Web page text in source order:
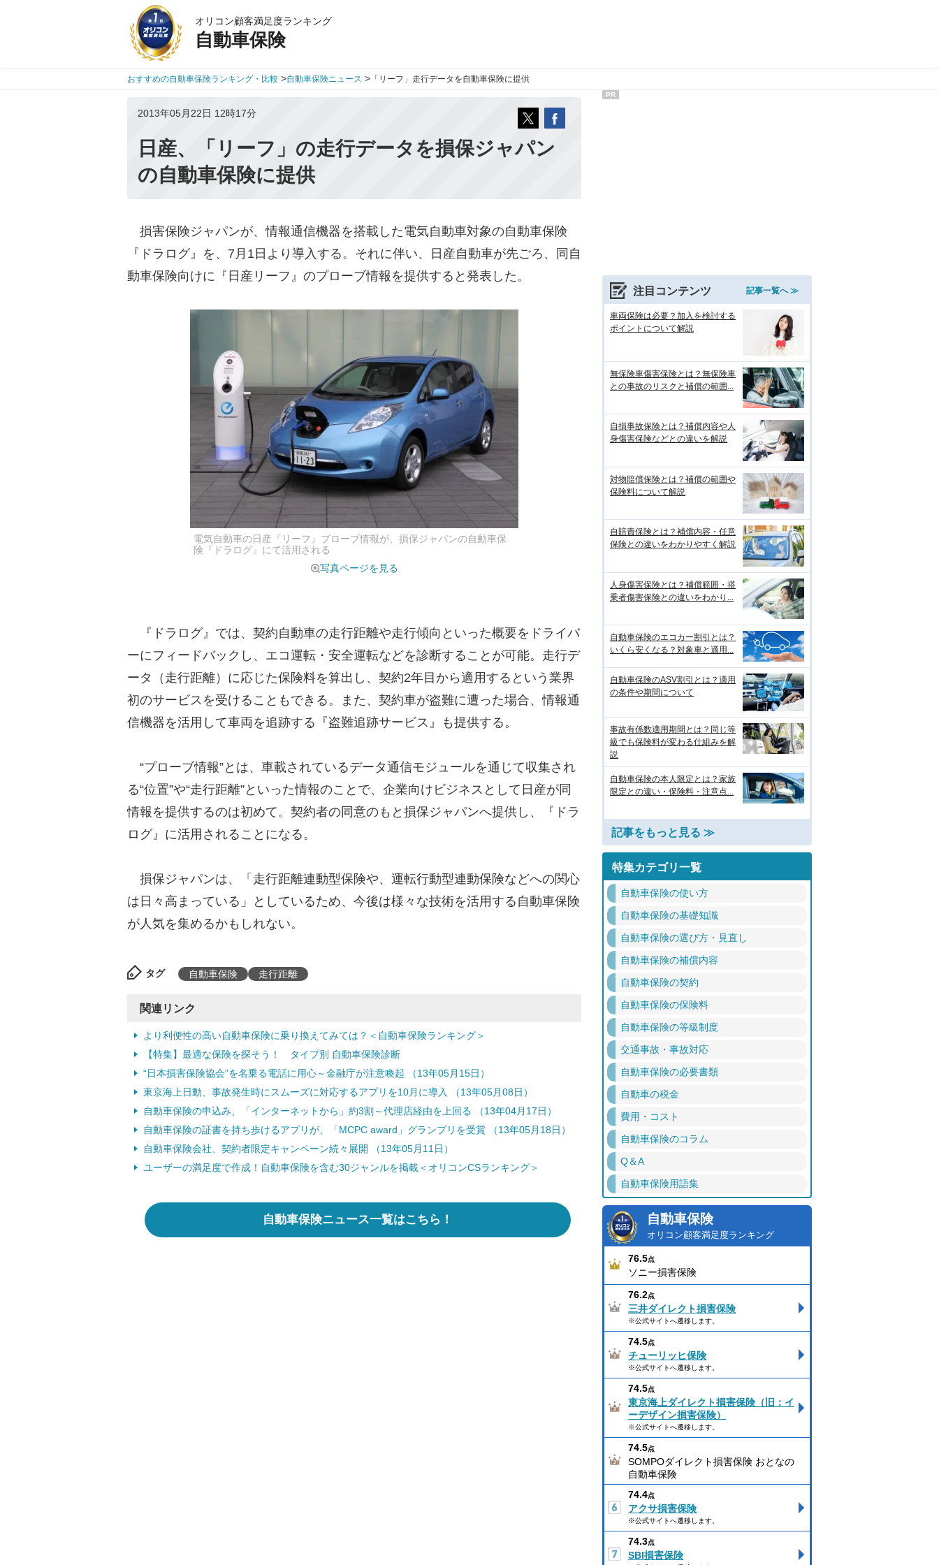
オリコン顧客満足度ランキング
自動車保険
おすすめの自動車保険ランキング・比較 >自動車保険ニュース > 「リーフ」走行データを自動車保険に提供
2013年05月22日 12時17分
日産、「リーフ」の走行データを損保ジャパン
の自動車保険に提供
損害保険ジャパンが、情報通信機器を搭載した電気自動車対象の自動車保険
『ドラログ』を、7月1日より導入する。それに伴い、日産自動車が先ごろ、同自
動車保険向けに『日産リーフ』のプローブ情報を提供すると発表した。
電気自動車の日産『リーフ』プローブ情報が、損保ジャパンの自動車保
険『ドラログ』にて活用される
写真ページを見る
『ドラログ』では、契約自動車の走行距離や走行傾向といった概要をドライバ
ーにフィードバックし、エコ運転・安全運転などを診断することが可能。走行デ
ータ（走行距離）に応じた保険料を算出し、契約2年目から適用するという業界
初のサービスを受けることもできる。また、契約車が盗難に遭った場合、情報通
信機器を活用して車両を追跡する『盗難追跡サービス』も提供する。
“プローブ情報”とは、車載されているデータ通信モジュールを通じて収集され
る“位置”や“走行距離”といった情報のことで、企業向けビジネスとして日産が同
情報を提供するのは初めて。契約者の同意のもと損保ジャパンへ提供し、『ドラ
ログ』に活用されることになる。
損保ジャパンは、「走行距離連動型保険や、運転行動型連動保険などへの関心
は日々高まっている」としているため、今後は様々な技術を活用する自動車保険
が人気を集めるかもしれない。
タグ 自動車保険 走行距離
関連リンク
より利便性の高い自動車保険に乗り換えてみては？＜自動車保険ランキング＞
【特集】最適な保険を探そう！ タイプ別 自動車保険診断
“日本損害保険協会”を名乗る電話に用心～金融庁が注意喚起 （13年05月15日）
東京海上日動、事故発生時にスムーズに対応するアプリを10月に導入 （13年05月08日）
自動車保険の申込み、「インターネットから」約3割～代理店経由を上回る （13年04月17日）
自動車保険の証書を持ち歩けるアプリが、「MCPC award」グランプリを受賞 （13年05月18日）
自動車保険会社、契約者限定キャンペーン続々展開 （13年05月11日）
ユーザーの満足度で作成！自動車保険を含む30ジャンルを掲載＜オリコンCSランキング＞
自動車保険ニュース一覧はこちら！
PR
注目コンテンツ 記事一覧へ ≫
車両保険は必要？加入を検討する
ポイントについて解説
無保険車傷害保険とは？無保険車
との事故のリスクと補償の範囲...
自損事故保険とは？補償内容や人
身傷害保険などとの違いを解説
対物賠償保険とは？補償の範囲や
保険料について解説
自賠責保険とは？補償内容・任意
保険との違いをわかりやすく解説
人身傷害保険とは？補償範囲・搭
乗者傷害保険との違いをわかり...
自動車保険のエコカー割引とは？
いくら安くなる？対象車と適用...
自動車保険のASV割引とは？適用
の条件や期間について
事故有係数適用期間とは？同じ等
級でも保険料が変わる仕組みを解
説
自動車保険の本人限定とは？家族
限定との違い・保険料・注意点...
記事をもっと見る ≫
特集カテゴリ一覧
自動車保険の使い方
自動車保険の基礎知識
自動車保険の選び方・見直し
自動車保険の補償内容
自動車保険の契約
自動車保険の保険料
自動車保険の等級制度
交通事故・事故対応
自動車保険の必要書類
自動車の税金
費用・コスト
自動車保険のコラム
Q＆A
自動車保険用語集
自動車保険
オリコン顧客満足度ランキング
76.5点
ソニー損害保険
76.2点
三井ダイレクト損害保険
※公式サイトへ遷移します。
74.5点
チューリッヒ保険
※公式サイトへ遷移します。
74.5点
東京海上ダイレクト損害保険（旧：イ
ーデザイン損害保険）
※公式サイトへ遷移します。
74.5点
SOMPOダイレクト損害保険 おとなの
自動車保険
74.4点
アクサ損害保険
※公式サイトへ遷移します。
74.3点
SBI損害保険